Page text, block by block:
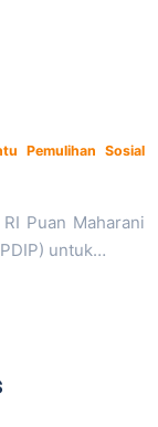
Pemulihan Sosial
Puan Maharani
untuk…